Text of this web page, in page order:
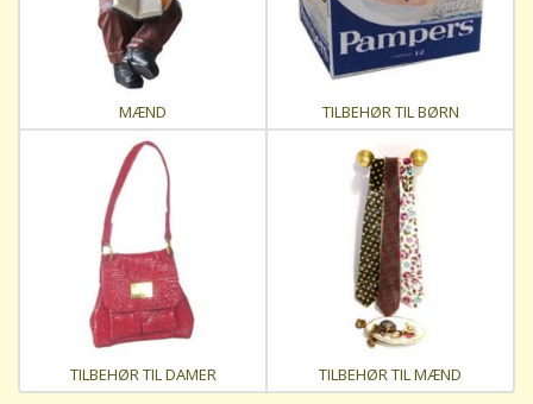
MÆND TILBEHØR TIL BØRN
TILBEHØR TIL DAMER TILBEHØR TIL MÆND